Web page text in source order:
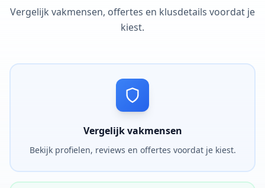
Vergelijk vakmensen, offertes en klusdetails voordat je
kiest.
Vergelijk vakmensen
Bekijk profielen, reviews en offertes voordat je kiest.